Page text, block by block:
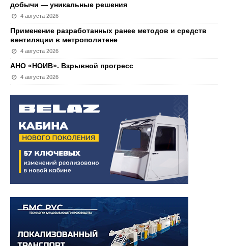
добычи — уникальные решения
4 августа 2026
Применение разработанных ранее методов и средств
вентиляции в метрополитене
4 августа 2026
АНО «НОИВ». Взрывной прогресс
4 августа 2026